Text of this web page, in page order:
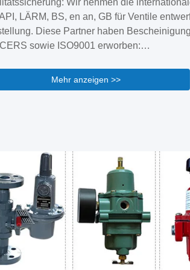
den Spezifikationen zur Verfügung
den Kunden sowie die Kunden zu
Produkt zu ...
Wir nehmen die
LÄRM, BS, en an, GB für Ventile
Diese Partner haben
sowie ISO9001 erworben:
sind Schieber, Kugelventil,
Regelventil, Drosselventil,
Mehr anzeigen >>